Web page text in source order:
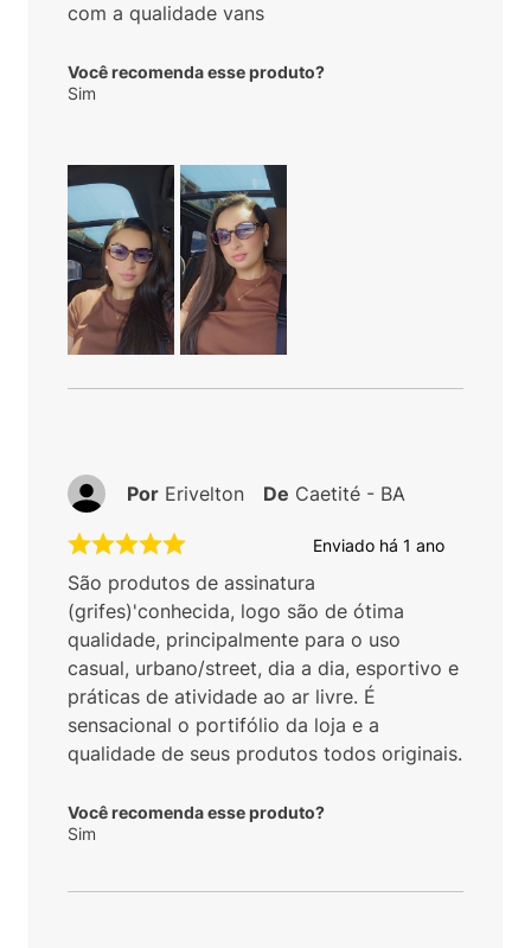
com a qualidade vans
Você recomenda esse produto?
Sim
Enviado há 1 ano
São produtos de assinatura
(grifes)'conhecida, logo são de ótima
qualidade, principalmente para o uso
casual, urbano/street, dia a dia, esportivo e
práticas de atividade ao ar livre. É
sensacional o portifólio da loja e a
qualidade de seus produtos todos originais.
Você recomenda esse produto?
Sim
Por Erivelton De Caetité - BA